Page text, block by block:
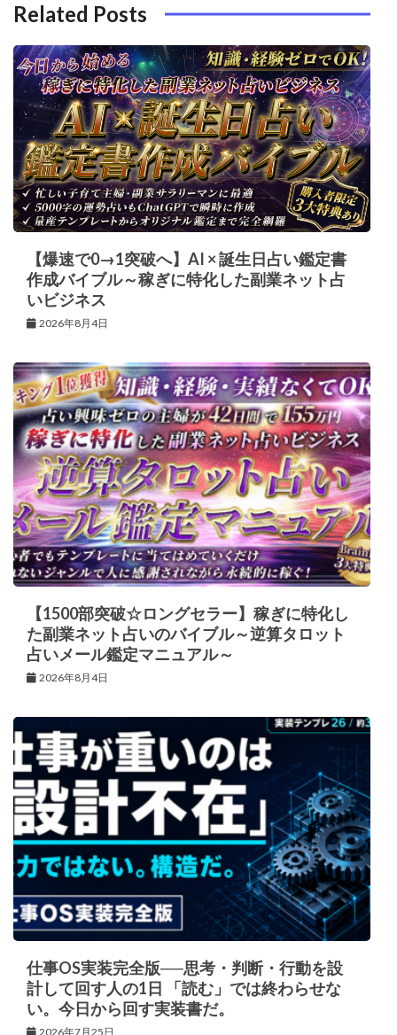
ョ
ン
Related Posts
【爆速で0→1突破へ】AI × 誕生日占い鑑定書
作成バイブル～稼ぎに特化した副業ネット占
いビジネス
2026年8月4日
【1500部突破☆ロングセラー】稼ぎに特化し
た副業ネット占いのバイブル～逆算タロット
占いメール鑑定マニュアル～
2026年8月4日
仕事OS実装完全版──思考・判断・行動を設
計して回す人の1日 「読む」では終わらせな
い。今日から回す実装書だ。
2026年7月25日